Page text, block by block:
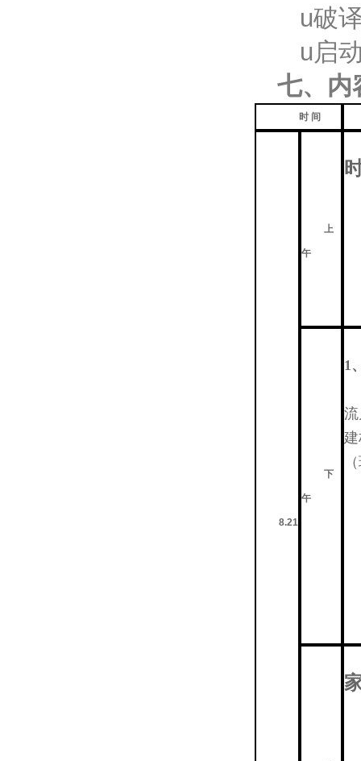
u破
u启
七、内
时 间
8.21
上
午
下
午
1